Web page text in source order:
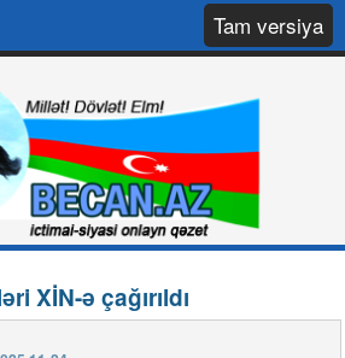
Tam versiya
XİN-ə çağırıldı